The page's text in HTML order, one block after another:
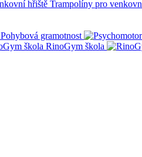
Trampolíny pro
Pohybová gramotnost
RinoGym škola